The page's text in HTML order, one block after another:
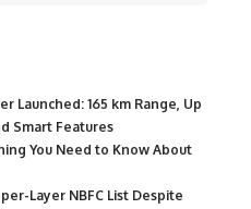
Launched: 165 km Range, Up
Smart Features
You Need to Know About
Layer NBFC List Despite